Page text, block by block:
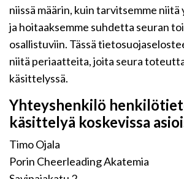
niissä määrin, kuin tarvitsemme niitä
ja hoitaaksemme suhdetta seuran
osallistuviin. Tässä
niitä periaatteita, joita seura
käsittelyssä.
Yhteyshenkilö
käsittelyä koskevissa
Timo Ojala
Porin Cheerleading Akatemia